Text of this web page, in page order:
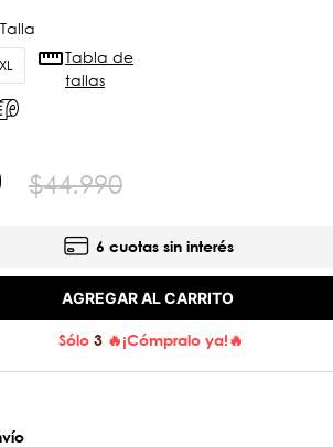
XL
Tabla de
tallas
$44.990
6 cuotas sin interés
AGREGAR AL CARRITO
Sólo 3🔥¡Cómpralo ya!🔥